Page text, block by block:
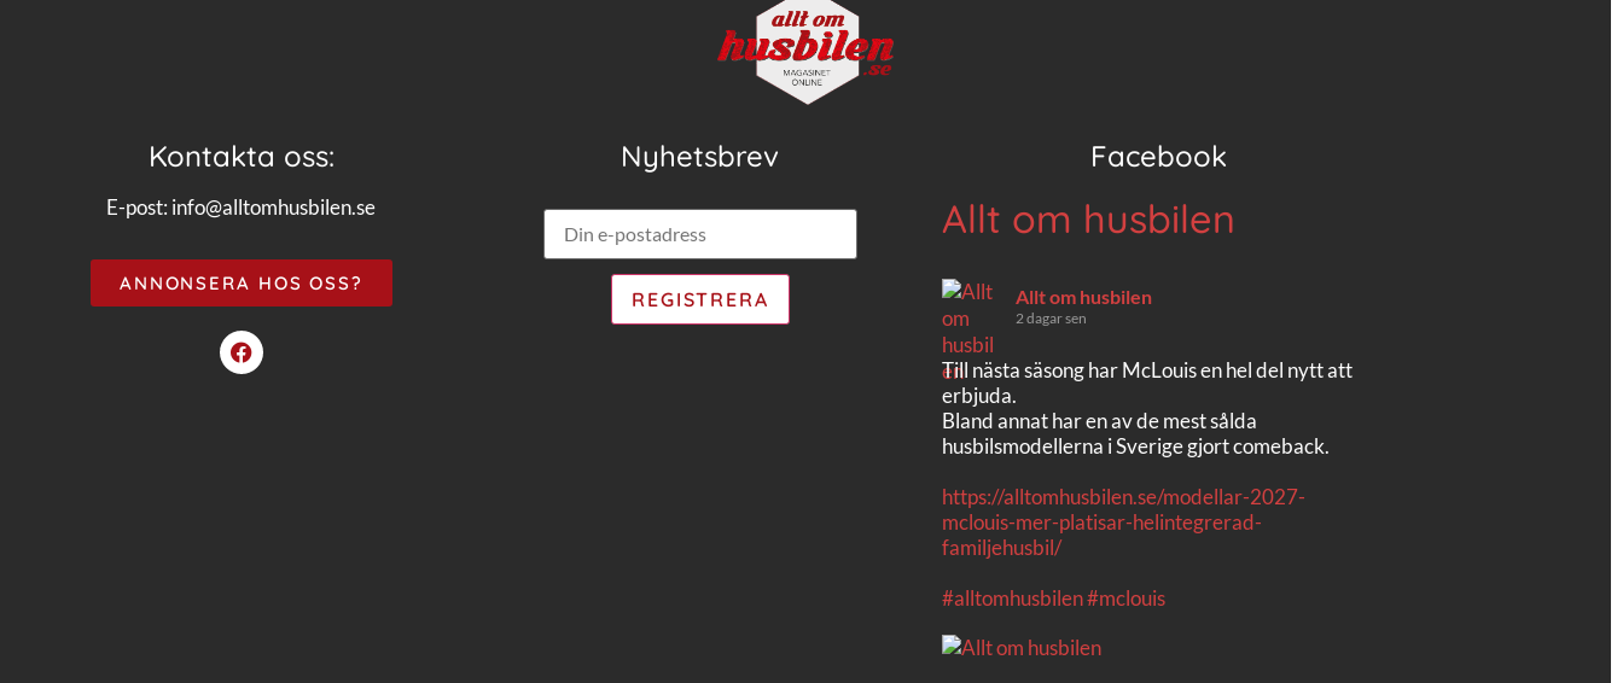
Kontakta oss:
E-post: info@alltomhusbilen.se
ANNONSERA HOS OSS?
Nyhetsbrev Facebook
Allt om husbilen
Allt om husbilen
2 dagar sen
Till nästa säsong har McLouis en hel del nytt att
erbjuda.
Bland annat har en av de mest sålda
husbilsmodellerna i Sverige gjort comeback.
https://alltomhusbilen.se/modellar-2027-
mclouis-mer-platisar-helintegrerad-
familjehusbil/
#alltomhusbilen#mclouis